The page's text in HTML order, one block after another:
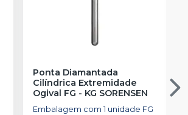
Ponta Diamantada
Cilíndrica Extremidade
Ogival FG - KG SORENSEN
Embalagem com 1 unidade FG